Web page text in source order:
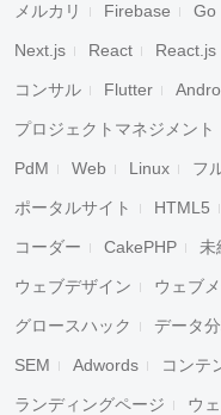
メルカリ Firebase Go
Next.js React React.js
コンサル Flutter
プロジェクトマネジメント
PdM Web Linux フ
ポータルサイト HTML5
コーダー CakePHP 未
ウェブデザイン ウェブ
グロースハック データ
SEM Adwords コンテ
ランディングページ ウ